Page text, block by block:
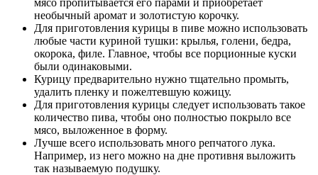
необычный аромат и золотистую корочку.
Для приготовления курицы в пиве можно использовать
любые части куриной тушки: крылья, голени, бедра,
окорока, филе. Главное, чтобы все порционные куски
были одинаковыми.
Курицу предварительно нужно тщательно промыть,
удалить пленку и пожелтевшую кожицу.
Для приготовления курицы следует использовать такое
количество пива, чтобы оно полностью покрыло все
мясо, выложенное в форму.
Лучше всего использовать много репчатого лука.
Например, из него можно на дне противня выложить
так называемую подушку.